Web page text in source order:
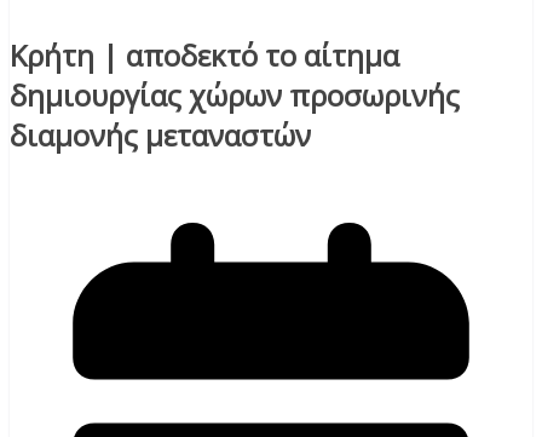
Κρήτη | αποδεκτό το αίτημα
δημιουργίας χώρων προσωρινής
διαμονής μεταναστών